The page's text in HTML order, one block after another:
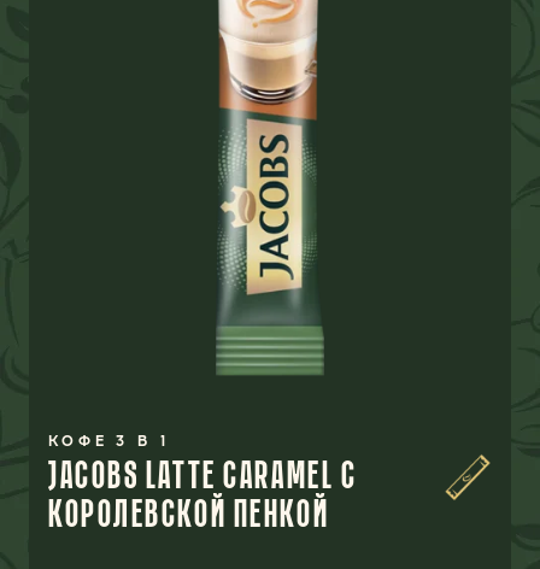
КОФЕ 3 В 1
JACOBS LATTE CARAMEL С
КОРОЛЕВСКОЙ ПЕНКОЙ